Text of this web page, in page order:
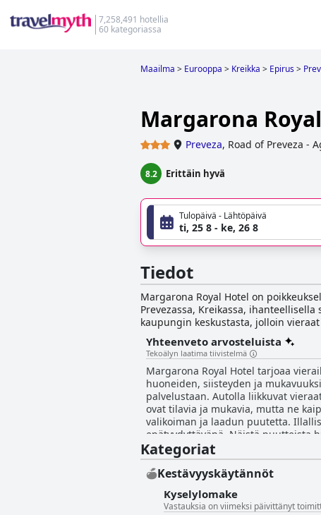
7,258,491 hotellia
60 kategoriassa
Maailma > Eurooppa > Kreikka > Epirus>
Margarona
Preveza, Road of Preveza -
8.2 Erittäin hyvä
Tulopäivä - Lähtöpäivä
ti, 25 8 - ke, 26 8
Tiedot
Margarona Royal Hotel on
Prevezassa, Kreikassa,
kaupungin keskustasta, jolloin
puutarha- ja merinäköala ja jotka
seikkailuista, kuten kreikkalaisesta
Hotellilta pääsee myös läheisiin
kuuluvat pääravintola, viihtyisä
Royal Hotel on myös täydellinen
tilat ja ulkoalueet, kuten suuri
poikkeuksellinen rantahotelli, joka
sijaintinsa ansiosta.
Yhteenveto arvosteluista
Tekoälyn laatima tiivistelmä
Margarona Royal Hotel tarjoaa
huoneiden, siisteyden ja
palvelustaan. Autolla liikkuvat
ovat tilavia ja mukavia, mutta ne
valikoiman ja laadun puutetta.
epätyydyttävänä. Näistä puutteista
lomaa etsiville budjettimatkailijoille.
Kategoriat
Kestävyyskäytännöt
Kyselylomake
Vastauksia on viimeksi päivittänyt